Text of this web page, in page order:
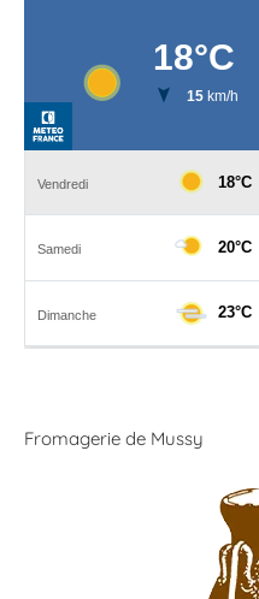
Fromagerie de Mussy